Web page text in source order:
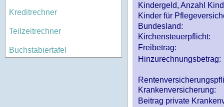
Kreditrechner
Teilzeitrechner
Buchstabiertafel
Kindergeld, Anzahl
Kinder für
Bundesland:
Kirchensteuerpflicht:
Freibetrag:
Hinzurechnungsbetrag:
Krankenversicherung:
Beitrag private